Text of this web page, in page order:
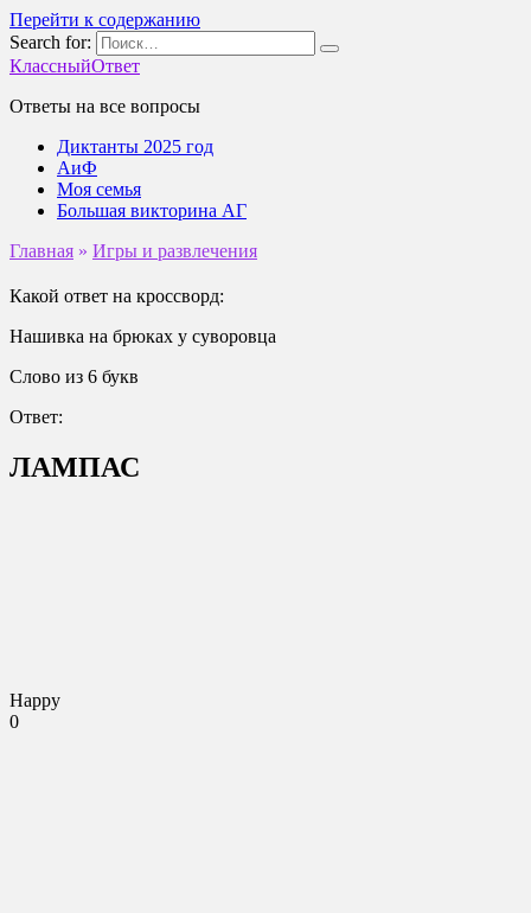
Перейти к содержанию
Search for:
КлассныйОтвет
Ответы на все вопросы
Диктанты 2025 год
АиФ
Моя семья
Большая викторина АГ
Главная » Игры и развлечения
Какой ответ на кроссворд:
Нашивка на брюках у суворовца
Слово из 6 букв
Ответ:
ЛАМПАС
Happy
0